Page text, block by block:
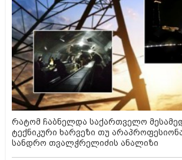
რატომ ჩაბნელდა საქართველო
ტექნიკური ხარვეზი თუ
სანდრო თვალჭრელიძის ანალიზი